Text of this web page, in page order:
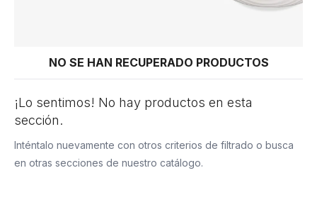
NO SE HAN RECUPERADO PRODUCTOS
¡Lo sentimos! No hay productos en esta
sección.
Inténtalo nuevamente con otros criterios de filtrado o busca
en otras secciones de nuestro catálogo.